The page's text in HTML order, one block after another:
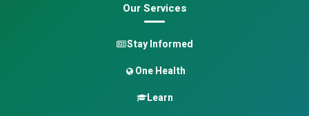
Our Services
Stay Informed
One Health
Learn